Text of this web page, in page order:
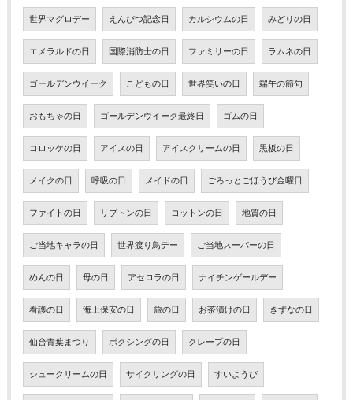
世界マグロデー えんぴつ記念日 カルシウムの日 みどりの日
エメラルドの日 国際消防士の日 ファミリーの日 ラムネの日
ゴールデンウイーク こどもの日 世界笑いの日 端午の節句
おもちゃの日 ゴールデンウイーク最終日 ゴムの日
コロッケの日 アイスの日 アイスクリームの日 黒板の日
メイクの日 呼吸の日 メイドの日 ごろっとごほうび金曜日
ファイトの日 リプトンの日 コットンの日 地質の日
ご当地キャラの日 世界渡り鳥デー ご当地スーパーの日
めんの日 母の日 アセロラの日 ナイチンゲールデー
看護の日 海上保安の日 旅の日 お茶漬けの日 きずなの日
仙台青葉まつり ボクシングの日 クレープの日
シュークリームの日 サイクリングの日 すいようび